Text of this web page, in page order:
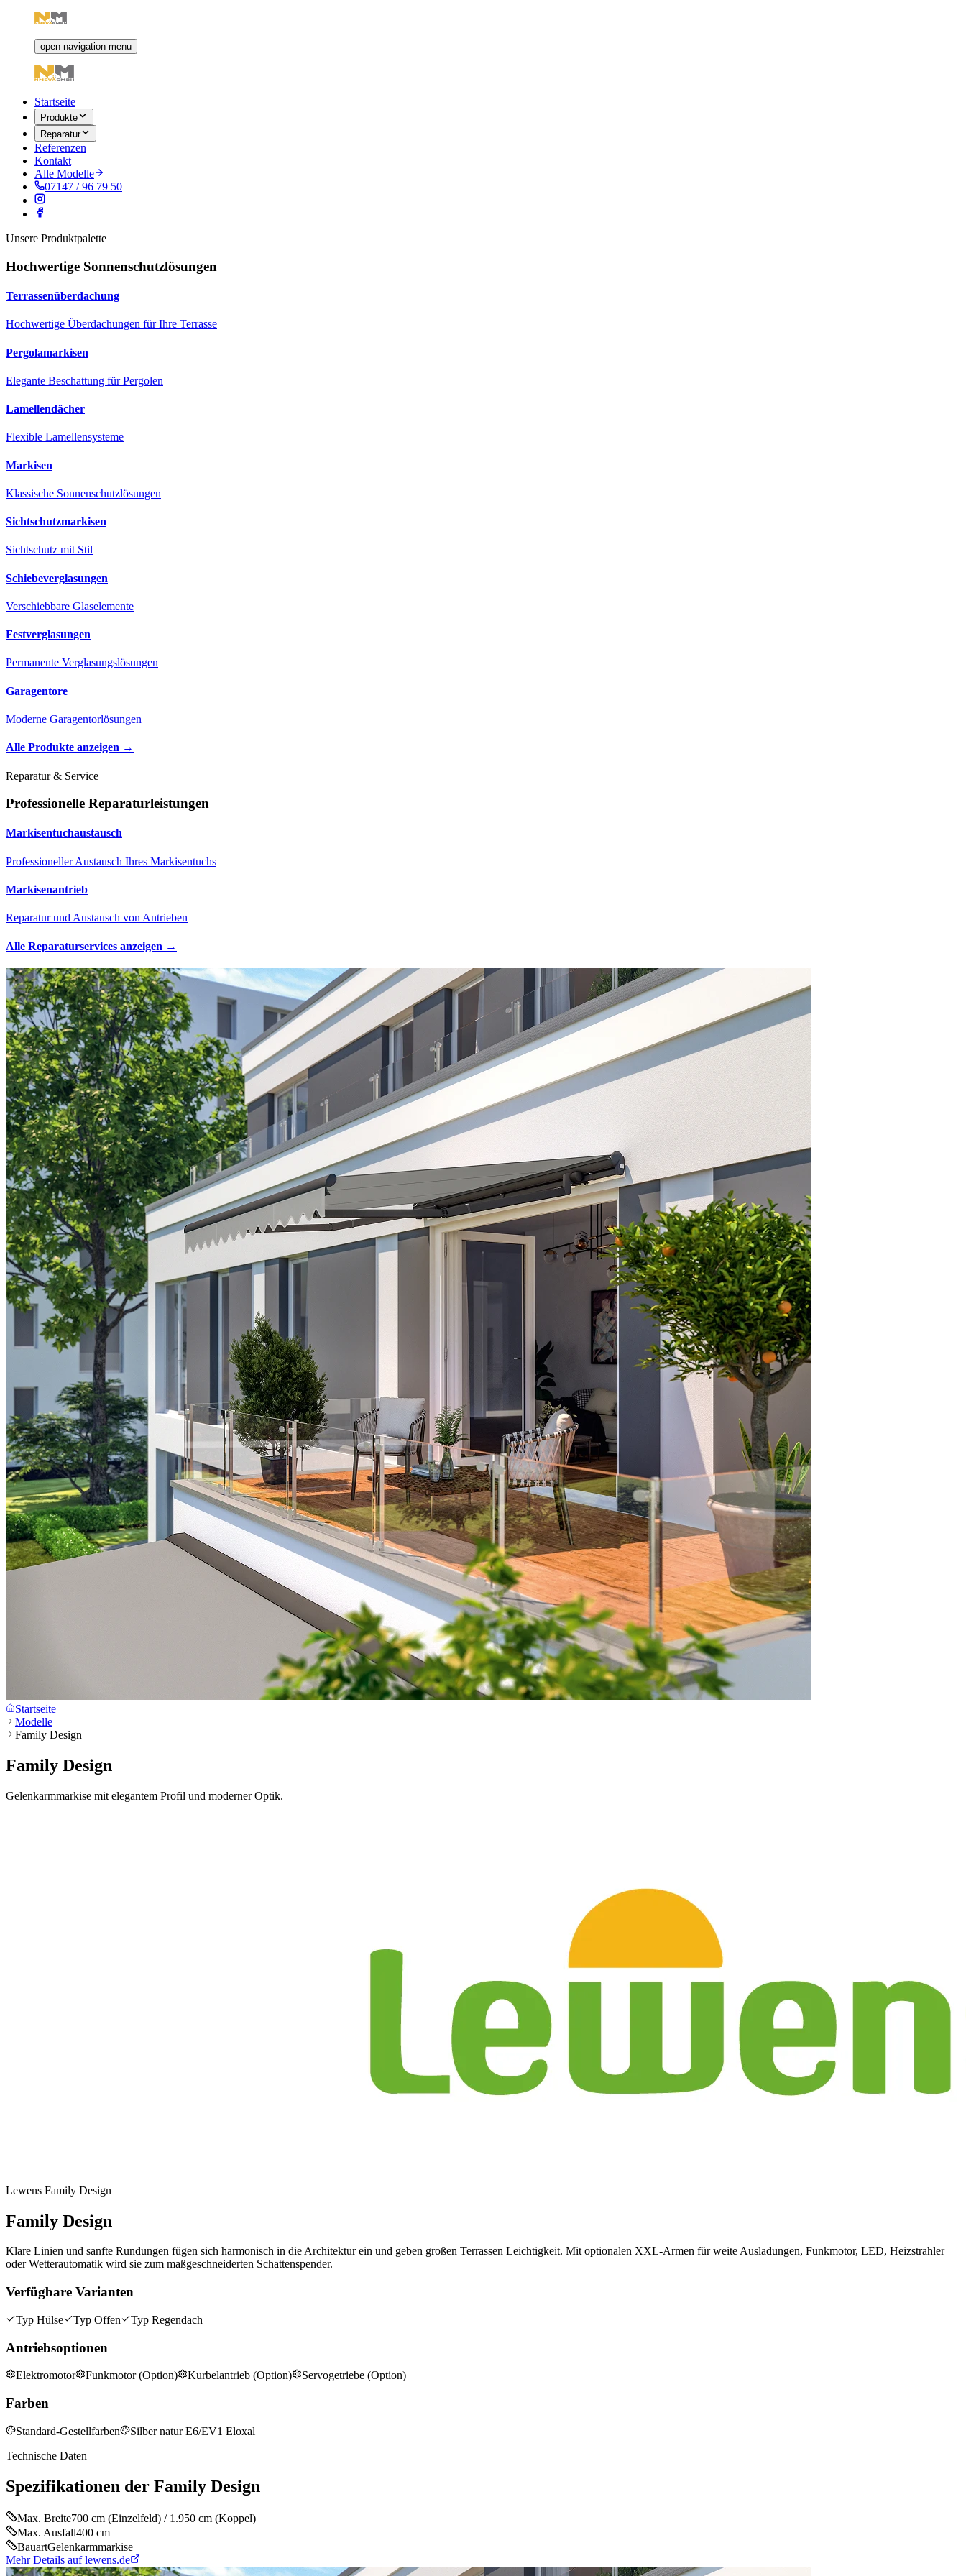
open navigation menu
Startseite
Produkte
Reparatur
Referenzen
Kontakt
Alle Modelle
07147 / 96 79 50
Unsere Produktpalette
Hochwertige Sonnenschutzlösungen
Terrassenüberdachung
Hochwertige Überdachungen für Ihre Terrasse
Pergolamarkisen
Elegante Beschattung für Pergolen
Lamellendächer
Flexible Lamellensysteme
Markisen
Klassische Sonnenschutzlösungen
Sichtschutzmarkisen
Sichtschutz mit Stil
Schiebeverglasungen
Verschiebbare Glaselemente
Festverglasungen
Permanente Verglasungslösungen
Garagentore
Moderne Garagentorlösungen
Alle Produkte anzeigen →
Reparatur & Service
Professionelle Reparaturleistungen
Markisentuchaustausch
Professioneller Austausch Ihres Markisentuchs
Markisenantrieb
Reparatur und Austausch von Antrieben
Alle Reparaturservices anzeigen →
Startseite
Modelle
Family Design
Family Design
Gelenkarmmarkise mit elegantem Profil und moderner Optik.
Lewens Family Design
Family Design
Klare Linien und sanfte Rundungen fügen sich harmonisch in die Architektur ein und geben großen Terrassen Leichtigkeit. Mit optionalen XXL-Armen für weite Ausladungen, Funkmotor, LED, Heizstrahler
oder Wetterautomatik wird sie zum maßgeschneiderten Schattenspender.
Verfügbare Varianten
Typ Hülse Typ Offen Typ Regendach
Antriebsoptionen
Elektromotor Funkmotor (Option) Kurbelantrieb (Option) Servogetriebe (Option)
Farben
Standard-Gestellfarben
Silber natur E6/EV1 Eloxal
Technische Daten
Spezifikationen der Family Design
Max. Breite700 cm (Einzelfeld) / 1.950 cm (Koppel)
Max. Ausfall400 cm
BauartGelenkarmmarkise
Mehr Details auf lewens.de